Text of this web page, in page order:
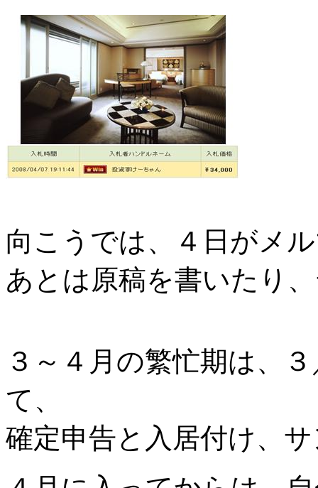
向こうでは、４日がメ
あとは原稿を書いたり
３～４月の繁忙期は、
て、
確定申告と入居付け、